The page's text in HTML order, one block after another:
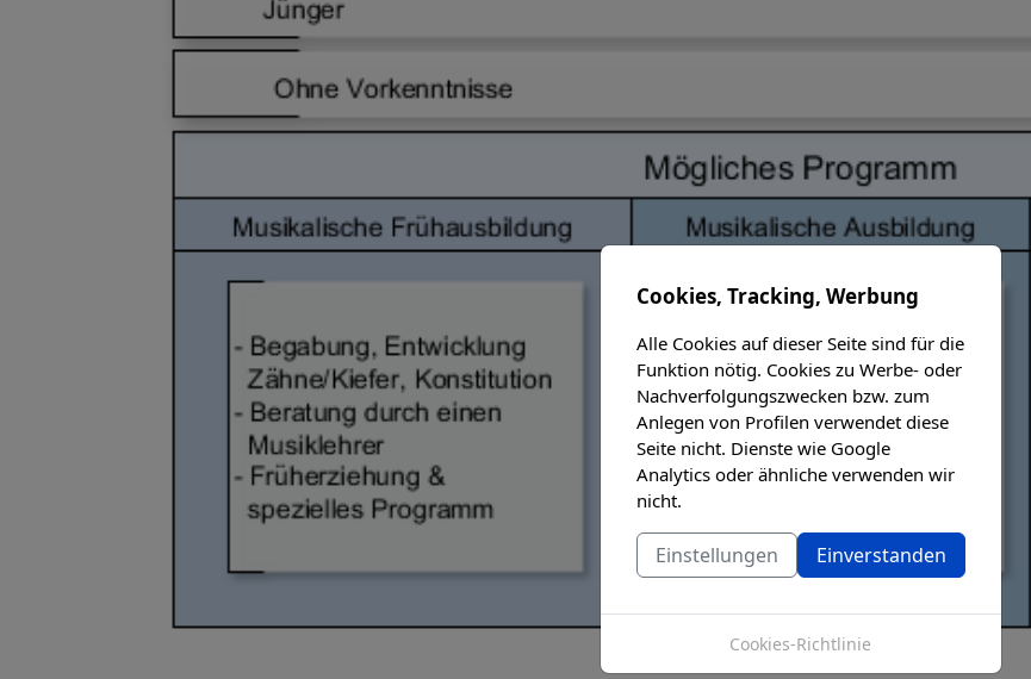
Cookies, Tracking, Werbung
Alle Cookies auf dieser Seite sind für die
Funktion nötig. Cookies zu Werbe- oder
Nachverfolgungszwecken bzw. zum
Anlegen von Profilen verwendet diese
Seite nicht. Dienste wie Google
Analytics oder ähnliche verwenden wir
nicht.
Einstellungen Einverstanden
Cookies-Richtlinie